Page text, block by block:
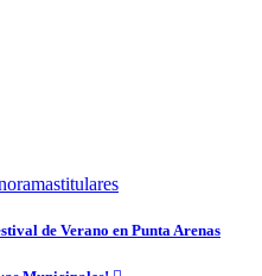
titulares
de Verano en Punta Arenas